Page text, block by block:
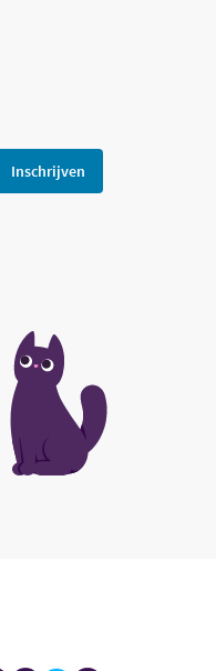
Inschrijven